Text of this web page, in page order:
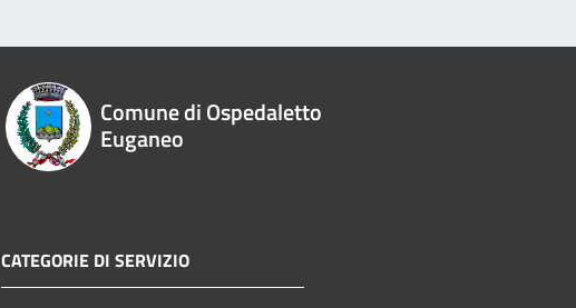
Comune di Ospedaletto
Euganeo
CATEGORIE DI SERVIZIO